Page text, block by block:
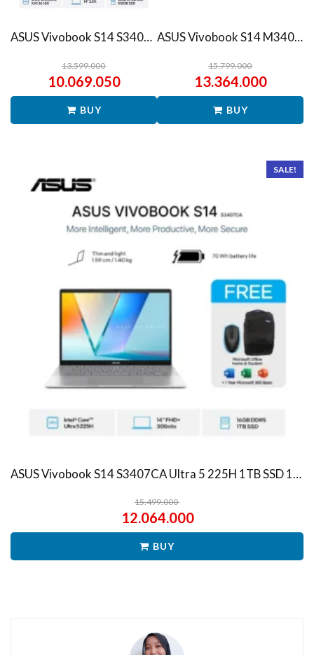
ASUS Vivobook S14 S3407QA – IPSP151M – Matte Gray
13.599.000
10.069.050
BUY
ASUS Vivobook S14 M3407HA Ryzen 7 260 1TB SSD 16GB WUXGA IPS Win11+OHS
15.799.000
13.364.000
BUY
SALE!
ASUS Vivobook S14 S3407CA Ultra 5 225H 1TB SSD 16GB WUXGA IPS Win11+OHS
15.499.000
12.064.000
BUY